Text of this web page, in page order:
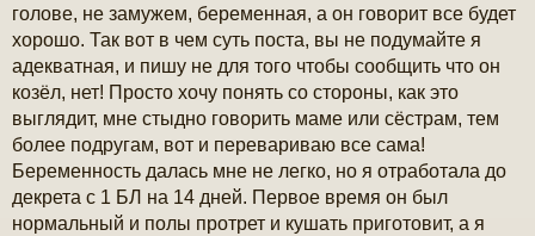
голове, не замужем, беременная, а он говорит все будет
хорошо. Так вот в чем суть поста, вы не подумайте я
адекватная, и пишу не для того чтобы сообщить что он
козёл, нет! Просто хочу понять со стороны, как это
выглядит, мне стыдно говорить маме или сёстрам, тем
более подругам, вот и перевариваю все сама!
Беременность далась мне не легко, но я отработала до
декрета с 1 БЛ на 14 дней. Первое время он был
нормальный и полы протрет и кушать приготовит, а я